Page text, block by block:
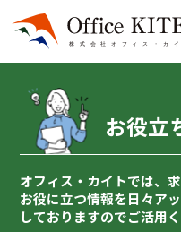
お役立
オフィス・カイトでは、
お役に立つ情報を日々ア
しておりますのでご活用